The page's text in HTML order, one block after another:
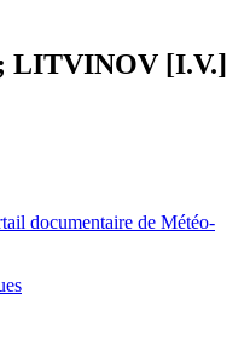
LITVINOV [I.V.]
documentaire de Météo-